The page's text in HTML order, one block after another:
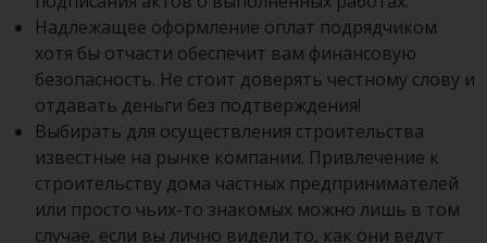
Надлежащее оформление оплат подрядчиком
хотя бы отчасти обеспечит вам финансовую
безопасность. Не стоит доверять честному слову и
отдавать деньги без подтверждения!
Выбирать для осуществления строительства
известные на рынке компании. Привлечение к
строительству дома частных предпринимателей
или просто чьих-то знакомых можно лишь в том
случае, если вы лично видели то, как они ведут